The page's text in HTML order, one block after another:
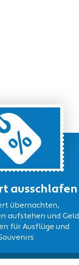
ausschlafen
übernachten,
aufstehen und Geld
für Ausflüge und